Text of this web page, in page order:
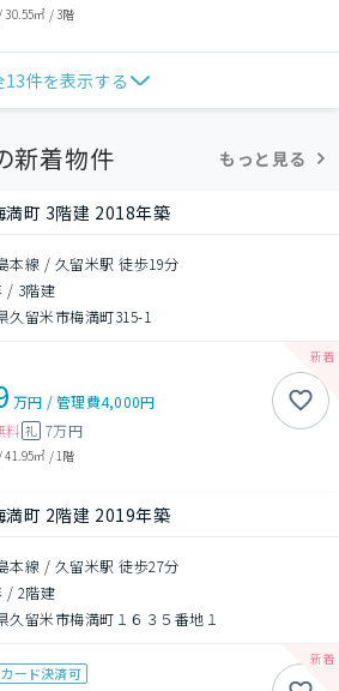
30.55㎡ /3階
13件を表示する
新着物件 もっと見る
満町 3階建 2018年築
本線 / 久留米駅 徒歩19分
/ 3階建
久留米市梅満町315-1
万円 /管理費4,000円
料 礼 7万円
41.95㎡ / 1階
満町 2階建 2019年築
本線 / 久留米駅 徒歩27分
/ 2階建
久留米市梅満町１６３５番地１
ード決済可